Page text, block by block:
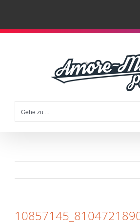
Zum
Gehe zu ...